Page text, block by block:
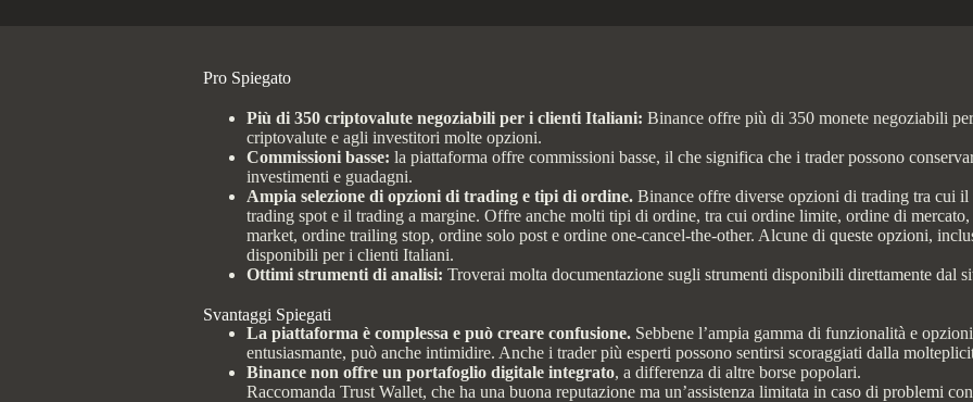
Pro Spiegato
Più di 350 criptovalute negoziabili per i clienti Italiani: Binance offre più di 350 monete negoziabili
criptovalute e agli investitori molte opzioni.
Commissioni basse: la piattaforma offre commissioni basse, il che significa che i trader possono
investimenti e guadagni.
Ampia selezione di opzioni di trading e tipi di ordine. Binance offre diverse opzioni di trading tra cui
trading spot e il trading a margine. Offre anche molti tipi di ordine, tra cui ordine limite, ordine di
market, ordine trailing stop, ordine solo post e ordine one-cancel-the-other. Alcune di queste opzioni,
disponibili per i clienti Italiani.
Ottimi strumenti di analisi: Troverai molta documentazione sugli strumenti disponibili direttamente dal
Svantaggi Spiegati
La piattaforma è complessa e può creare confusione. Sebbene l’ampia gamma di funzionalità e
entusiasmante, può anche intimidire. Anche i trader più esperti possono sentirsi scoraggiati dalla
Binance non offre un portafoglio digitale integrato, a differenza di altre borse popolari.
Raccomanda Trust Wallet, che ha una buona reputazione ma un’assistenza limitata in caso di problemi